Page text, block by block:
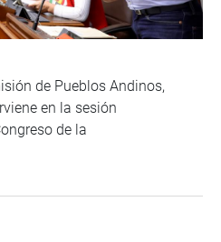
de Pueblos Andinos,
en la sesión
de la